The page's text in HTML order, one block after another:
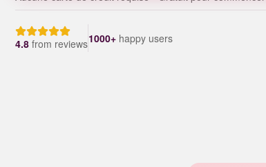
4.8 from reviews1000+ happy users